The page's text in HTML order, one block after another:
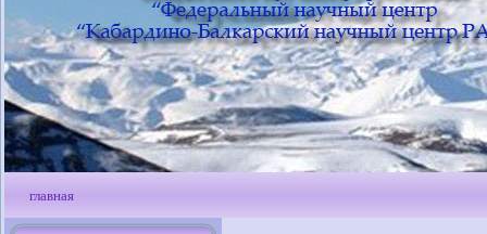
главная